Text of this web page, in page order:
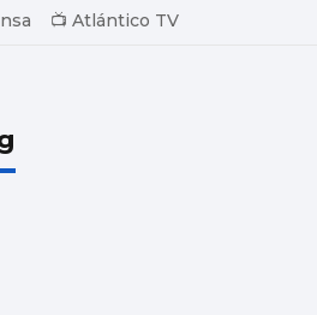
📺 Atlántico TV